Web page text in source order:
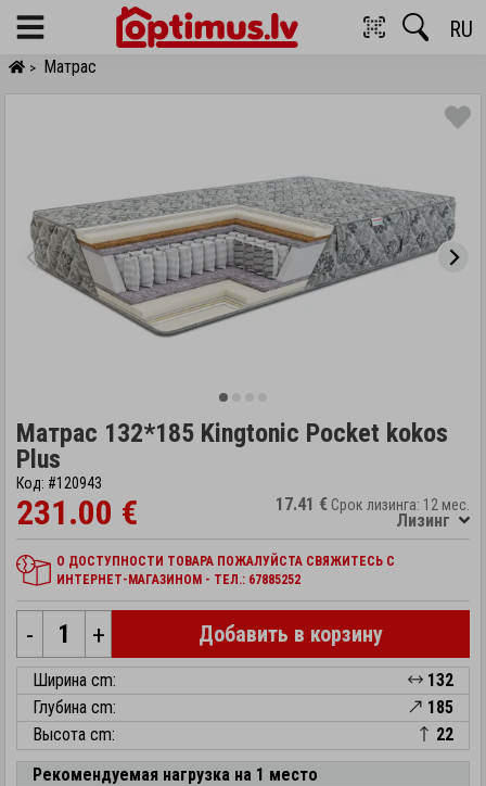
Menu RU
> Матрас
Матрас 132*185 Kingtonic Pocket kokos
Plus
Код: #120943
231.00 € 17.41 € Срок лизинга: 12 мес.
Лизинг
О ДОСТУПНОСТИ ТОВАРА ПОЖАЛУЙСТА СВЯЖИТЕСЬ С
ИНТЕРНЕТ-МАГАЗИНОМ - ТЕЛ.: 67885252
- + Добавить в корзину
Ширина cm:
132
Глубина cm:
185
Высота cm:
22
Рекомендуемая нагрузка на 1 место